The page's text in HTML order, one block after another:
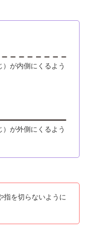
が内側にくるよう
が外側にくるよう
を切らないように